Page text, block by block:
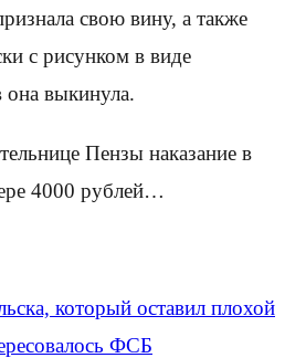
свою вину, а также
с рисунком в виде
она выкинула.
Пензы наказание в
4000 рублей…
который оставил плохой
ФСБ